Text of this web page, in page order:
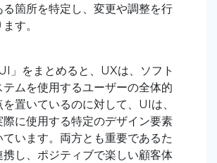
る箇所を特定し、変更や調整を行
す。
」をまとめると、UXは、ソフト
テムを使用するユーザーの全体的
置いているのに対して、UIは、
に使用する特定のデザイン要素
います。両方とも重要であるた
し、ポジティブで楽しい顧客体